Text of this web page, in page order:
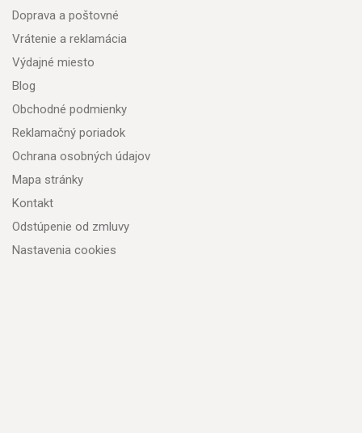
Doprava a poštovné
Vrátenie a reklamácia
Výdajné miesto
Blog
Obchodné podmienky
Reklamačný poriadok
Ochrana osobných údajov
Mapa stránky
Kontakt
Odstúpenie od zmluvy
Nastavenia cookies